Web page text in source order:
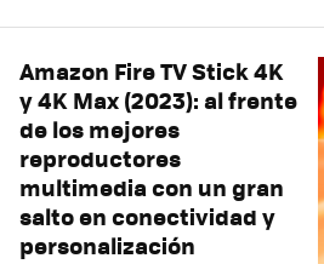
Amazon Fire TV Stick 4K
y 4K Max (2023): al frente
de los mejores
reproductores
multimedia con un gran
salto en conectividad y
personalización